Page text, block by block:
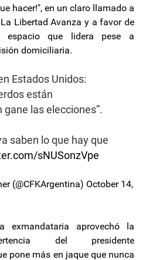
hacer!", en un claro llamado a
Libertad Avanza y a favor de
espacio que lidera pese a
domiciliaria.
Estados Unidos:
están
gane las elecciones”.
saben lo que hay que
sNUSonzVpe
(@CFKArgentina) October 14,
exmandataria aprovechó la
del presidente
pone más en jaque que nunca